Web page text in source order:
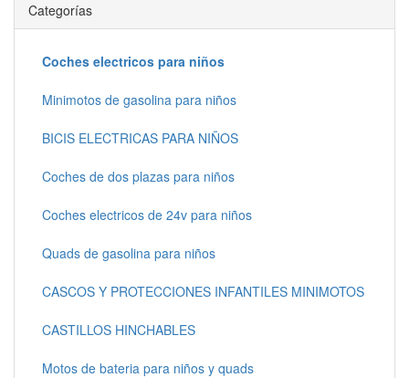
Categorías
Coches electricos para niños
Minimotos de gasolina para niños
BICIS ELECTRICAS PARA NIÑOS
Coches de dos plazas para niños
Coches electricos de 24v para niños
Quads de gasolina para niños
CASCOS Y PROTECCIONES INFANTILES MINIMOTOS
CASTILLOS HINCHABLES
Motos de bateria para niños y quads